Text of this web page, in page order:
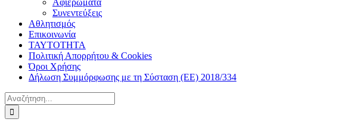
Αφιερώματα
Συνεντεύξεις
Αθλητισμός
Επικοινωνία
ΤΑΥΤΟΤΗΤΑ
Πολιτική Απορρήτου & Cookies
Όροι Χρήσης
Δήλωση Συμμόρφωσης με τη Σύσταση (ΕΕ) 2018/334
Αναζήτηση
για: